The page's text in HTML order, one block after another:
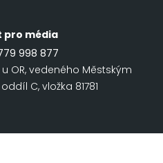
pro média
998 877
OR, vedeného Městským
C, vložka 81781